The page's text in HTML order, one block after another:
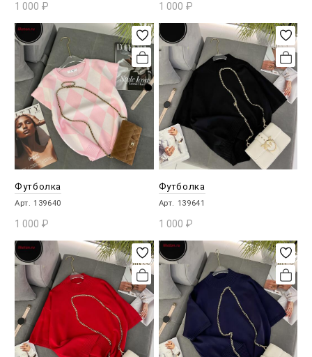
1 000 ₽
В КОРЗИНУ
1 000 ₽
В КОРЗИНУ
Футболка
Арт. 139640
1 000 ₽
В КОРЗИНУ
Футболка
Арт. 139641
1 000 ₽
В КОРЗИНУ